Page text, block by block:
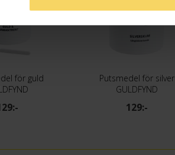
för guld
Putsmedel för silver
GULDFYND
129:-